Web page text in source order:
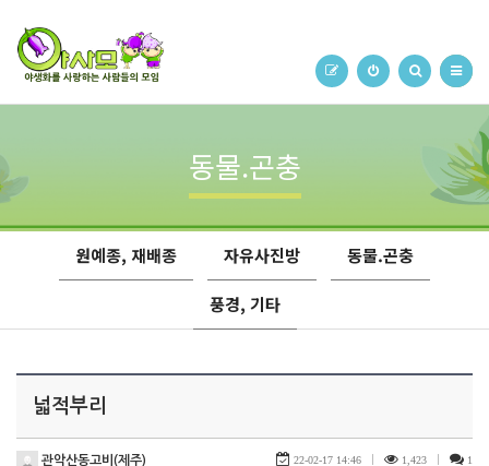
동물.곤충
원예종, 재배종 자유사진방 동물.곤충
풍경, 기타
넓적부리
관악산동고비(제주) 22-02-17 14:46 1,423 1